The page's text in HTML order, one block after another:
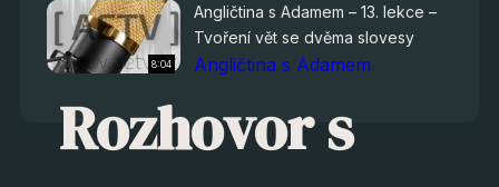
8:04
Angličtina s Adamem – 13. lekce –
Tvoření vět se dvěma slovesy
Angličtina s Adamem
Rozhovor s